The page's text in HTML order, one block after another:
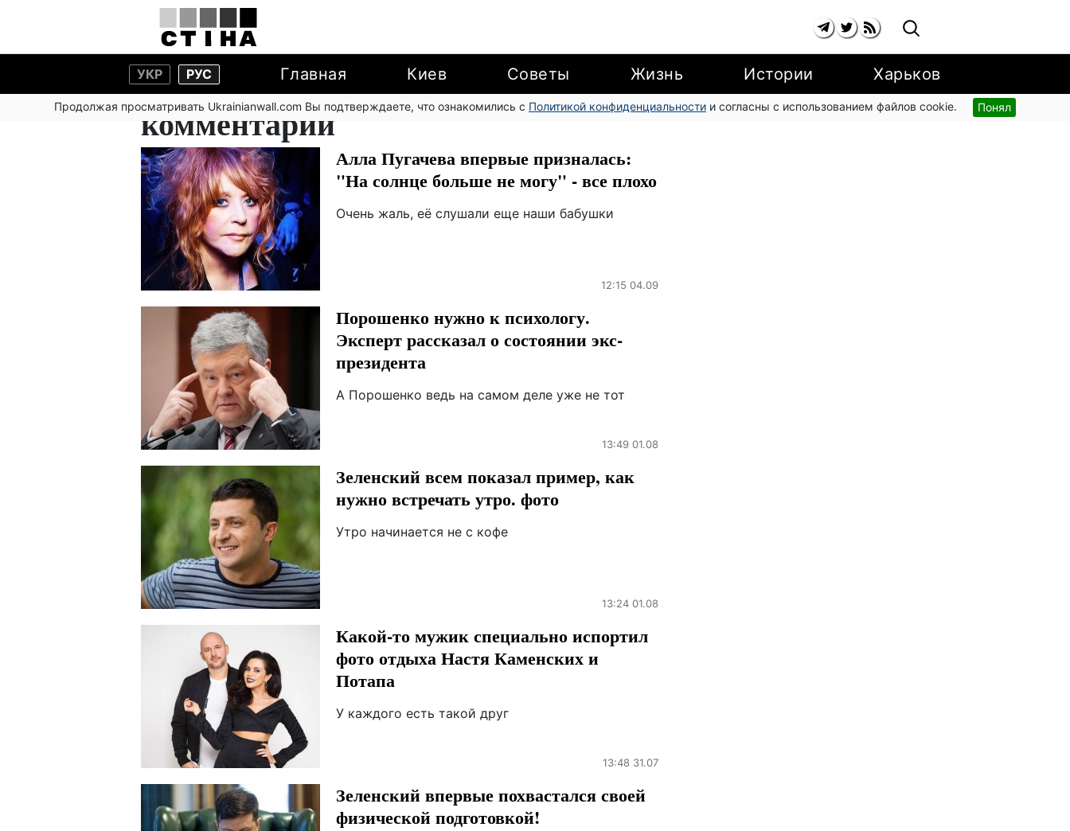
УКР РУС Главная Киев Советы Жизнь Истории Харьков
Продолжая просматривать Ukrainianwall.com Вы подтверждаете, что ознакомились с Политикой конфиденциальности и согласны с использованием файлов cookie. Понял
комментарии
Алла Пугачева впервые призналась:
"На солнце больше не могу" - все плохо
Очень жаль, её слушали еще наши бабушки
12:15 04.09
Порошенко нужно к психологу.
Эксперт рассказал о состоянии экс-
президента
А Порошенко ведь на самом деле уже не тот
13:49 01.08
Зеленский всем показал пример, как
нужно встречать утро. фото
Утро начинается не с кофе
13:24 01.08
Какой-то мужик специально испортил
фото отдыха Настя Каменских и
Потапа
У каждого есть такой друг
13:48 31.07
Зеленский впервые похвастался своей
физической подготовкой!